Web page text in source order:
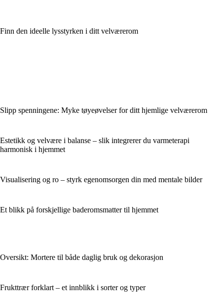
Finn den ideelle lysstyrken i ditt velværerom
Slipp spenningene: Myke tøyeøvelser for ditt hjemlige velværerom
Estetikk og velvære i balanse – slik integrerer du varmeterapi
harmonisk i hjemmet
Visualisering og ro – styrk egenomsorgen din med mentale bilder
Et blikk på forskjellige baderomsmatter til hjemmet
Oversikt: Mortere til både daglig bruk og dekorasjon
Frukttrær forklart – et innblikk i sorter og typer